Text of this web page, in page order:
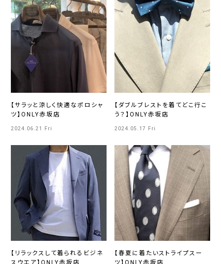
【サラッと涼しく快適なポロシャ
ツ】ONLY赤坂店
2024.06.21 Fri
【ダブルブレストを着てどこ行こ
う？】ONLY赤坂店
2024.05.17 Fri
【リラックスして着られるビジネ
スウエア】ONLY赤坂店
【春夏に着たいストライプスー
ツ】ONLY赤坂店